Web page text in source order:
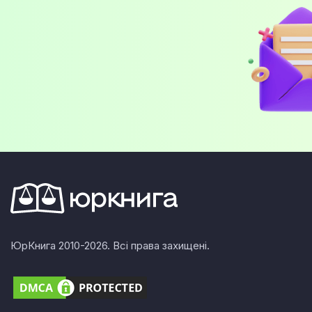
ЮрКнига 2010-2026. Всі права захищені.